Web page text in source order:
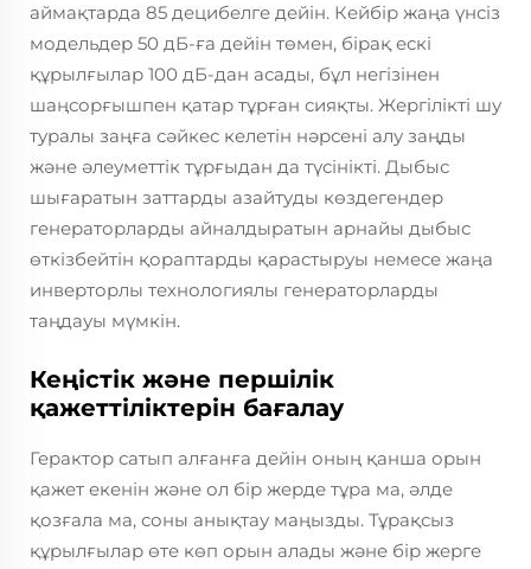
аймақтарда 85 децибелге дейін. Кейбір жаңа үнсіз
модельдер 50 дБ-ға дейін төмен, бірақ ескі
құрылғылар 100 дБ-дан асады, бұл негізінен
шаңсорғышпен қатар тұрған сияқты. Жергілікті шу
туралы заңға сәйкес келетін нәрсені алу заңды
және әлеуметтік тұрғыдан да түсінікті. Дыбыс
шығаратын заттарды азайтуды көздегендер
генераторларды айналдыратын арнайы дыбыс
өткізбейтін қораптарды қарастыруы немесе жаңа
инверторлы технологиялы генераторларды
таңдауы мүмкін.
Кеңістік және першілік
қажеттіліктерін бағалау
Герактор сатып алғанға дейін оның қанша орын
қажет екенін және ол бір жерде тұра ма, әлде
қозғала ма, соны анықтау маңызды. Тұрақсыз
құрылғылар өте көп орын алады және бір жерге